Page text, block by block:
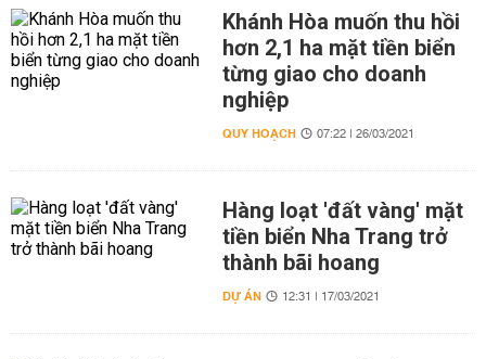
Khánh Hòa muốn thu hồi
hơn 2,1 ha mặt tiền biển
từng giao cho doanh
nghiệp
QUY HOẠCH 07:22 | 26/03/2021
Hàng loạt 'đất vàng' mặt
tiền biển Nha Trang trở
thành bãi hoang
DỰ ÁN 12:31 | 17/03/2021